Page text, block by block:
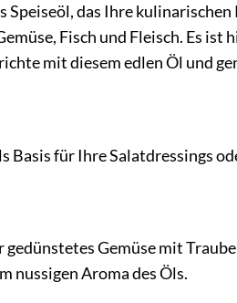
das Ihre
Fisch und Fleisch. Es
mit diesem edlen Öl und
Basis für Ihre Salatdressings
Gemüse mit
nussigen Aroma des Öls.